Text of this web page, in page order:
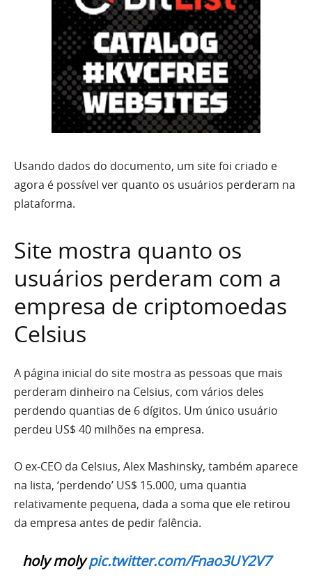
Usando dados do documento, um site foi criado e
agora é possível ver quanto os usuários perderam na
plataforma.
Site mostra quanto os
usuários perderam com a
empresa de criptomoedas
Celsius
A página inicial do site mostra as pessoas que mais
perderam dinheiro na Celsius, com vários deles
perdendo quantias de 6 dígitos. Um único usuário
perdeu US$ 40 milhões na empresa.
O ex-CEO da Celsius, Alex Mashinsky, também aparece
na lista, ‘perdendo’ US$ 15.000, uma quantia
relativamente pequena, dada a soma que ele retirou
da empresa antes de pedir falência.
holy molypic.twitter.com/Fnao3UY2V7